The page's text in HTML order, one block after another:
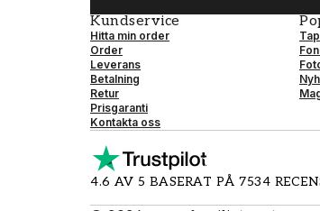
Kundservice
Hitta min order
Order
Leverans
Betalning
Retur
Prisgaranti
Kontakta oss
4.6 AV 5 BASERAT PÅ 7534